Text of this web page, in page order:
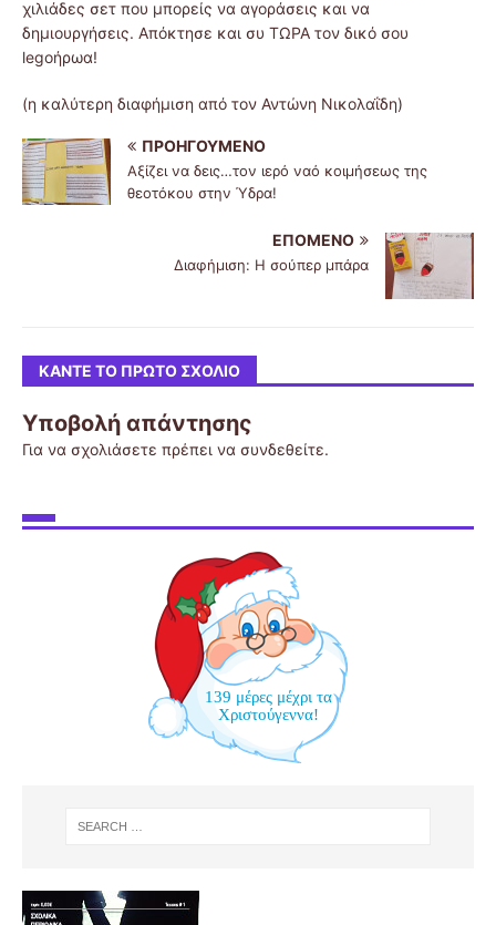
χιλιάδες σετ που μπορείς να αγοράσεις και να
δημιουργήσεις. Απόκτησε και συ ΤΩΡΑ τον δικό σου
legoήρωα!
(η καλύτερη διαφήμιση από τον Αντώνη Νικολαΐδη)
ΠΡΟΗΓΟΎΜΕΝΟ
Αξίζει να δεις…τον ιερό ναό κοιμήσεως της
θεοτόκου στην Ύδρα!
ΕΠΌΜΕΝΟ
Διαφήμιση: Η σούπερ μπάρα
ΚΆΝΤΕ ΤΟ ΠΡΏΤΟ ΣΧΌΛΙΟ
Υποβολή απάντησης
Για να σχολιάσετε πρέπει να συνδεθείτε.
139 μέρες μέχρι τα
Χριστούγεννα!